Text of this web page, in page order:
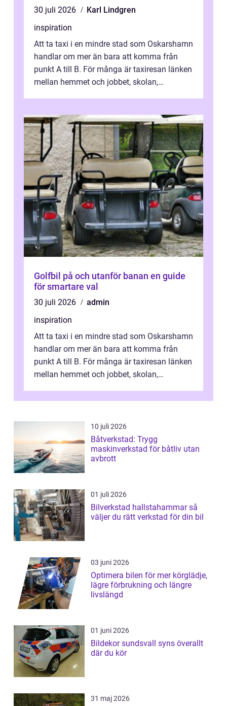
30 juli 2026
Karl Lindgren
inspiration
Att ta taxi i en mindre stad som Oskarshamn
handlar om mer än bara att komma från
punkt A till B. För många är taxiresan länken
mellan hemmet och jobbet, skolan,
Golfbil på och utanför banan en guide
för smartare val
30 juli 2026
admin
inspiration
Att ta taxi i en mindre stad som Oskarshamn
handlar om mer än bara att komma från
punkt A till B. För många är taxiresan länken
mellan hemmet och jobbet, skolan,
10 juli 2026
Båtverkstad: Trygg
maskinverkstad för båtliv utan
avbrott
01 juli 2026
Bilverkstad hallstahammar så
väljer du rätt verkstad för din bil
03 juni 2026
Optimera bilen för mer körglädje,
lägre förbrukning och längre
livslängd
01 juni 2026
Bildekor sundsvall syns överallt
där du kör
31 maj 2026